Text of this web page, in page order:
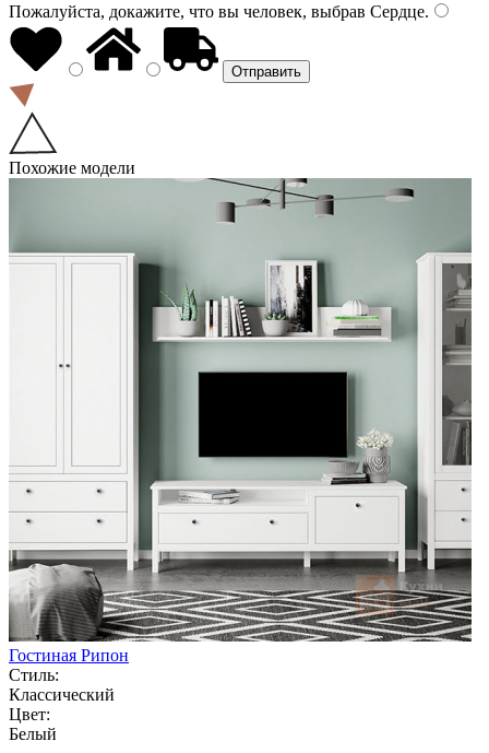
Пожалуйста, докажите, что вы человек, выбрав Сердце.
Похожие модели
Гостиная Рипон
Стиль:
Классический
Цвет:
Белый